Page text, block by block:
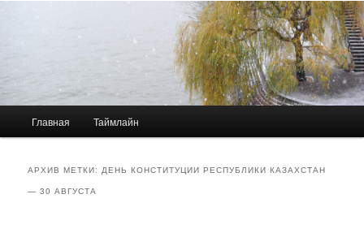
Главная Таймлайн
АРХИВ МЕТКИ:ДЕНЬ КОНСТИТУЦИИ РЕСПУБЛИКИ КАЗАХСТАН
— 30 АВГУСТА